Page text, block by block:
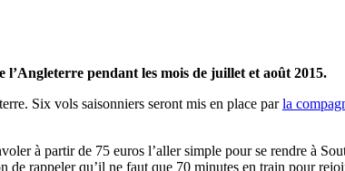
pendant les mois de juillet et août 2015.
Six vols saisonniers seront mis en place parla
à partir de 75 euros l’aller simple pour se rendre à
rappeler qu’il ne faut que 70 minutes en train pour